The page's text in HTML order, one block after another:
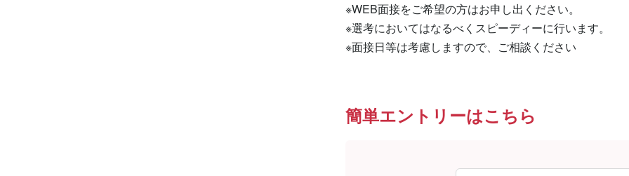
※WEB面接をご希望の方はお申し出ください。
※選考においてはなるべくスピーディーに行います。
※面接日等は考慮しますので、ご相談ください
簡単エントリーはこちら